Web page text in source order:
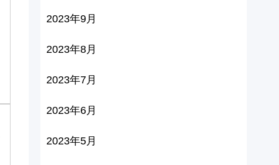
2023年9月
2023年8月
2023年7月
2023年6月
2023年5月